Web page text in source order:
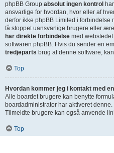
phpBB Group absolut ingen kontrol
ansvarlige for hvordan, hvor eller af
derfor ikke phpBB Limited i forbindelse
få stoppet uansvarlige brugere eller
har direkte forbindelse med
softwaren phpBB. Hvis du sender en
tredjeparts brug af denne software,
Top
Hvordan kommer jeg i kontakt med
Alle boardet brugere kan benytte
boardadministrator har aktiveret denne.
Tilmeldte brugere kan også anvende
Top